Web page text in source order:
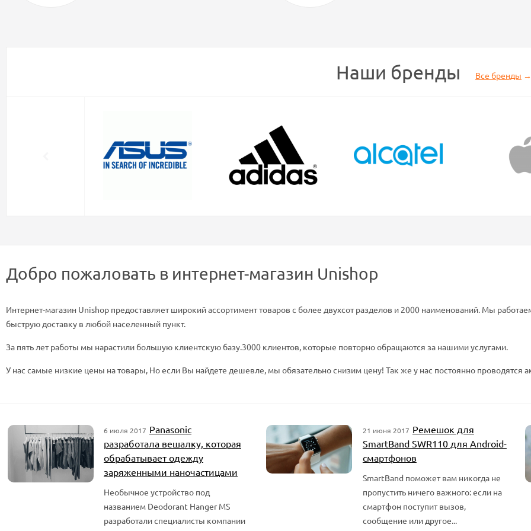
Наши бренды Все бренды →
Добро пожаловать в интернет-магазин Unishop
Интернет-магазин Unishop предоставляет широкий ассортимент товаров c более двухсот разделов и 2000 наименований. Мы
быструю доставку в любой населенный пункт.
За пять лет работы мы нарастили большую клиентскую базу.3000 клиентов, которые повторно обращаются за нашими услугами.
У нас самые низкие цены на товары, Но если Вы найдете дешевле, мы обязательно снизим цену! Так же у нас постоянно проводятся
6 июля 2017 Panasonic
разработала вешалку, которая
обрабатывает одежду
заряженными наночастицами
Необычное устройство под
названием Deodorant Hanger MS
разработали специалисты компании
21 июня 2017 Ремешок для
SmartBand SWR110 для Android-
смартфонов
SmartBand поможет вам никогда не
пропустить ничего важного: если на
смартфон поступит вызов,
сообщение или другое...